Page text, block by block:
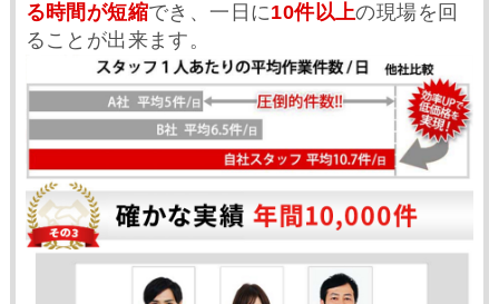
る時間が短縮でき、一日に10件以上の現場を回
ることが出来ます。